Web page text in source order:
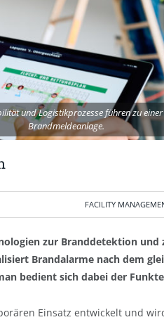
und Logistikprozesse führen zu
Brandmeldeanlage.
FACILITY
zur Branddetektion
Brandalarme nach dem
bedient sich dabei der
Einsatz entwickelt und